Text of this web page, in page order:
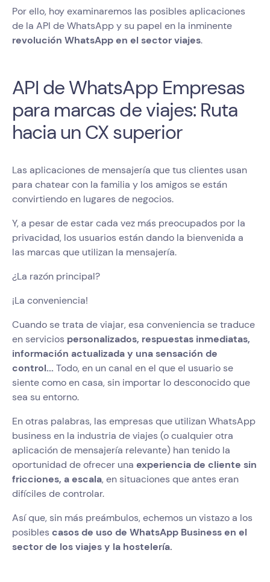
Por ello, hoy examinaremos las posibles aplicaciones
de la API de WhatsApp y su papel en la inminente
revolución WhatsApp en el sector viajes.
API de WhatsApp Empresas
para marcas de viajes: Ruta
hacia un CX superior
Las aplicaciones de mensajería que tus clientes usan
para chatear con la familia y los amigos se están
convirtiendo en lugares de negocios.
Y, a pesar de estar cada vez más preocupados por la
privacidad, los usuarios están dando la bienvenida a
las marcas que utilizan la mensajería.
¿La razón principal?
¡La conveniencia!
Cuando se trata de viajar, esa conveniencia se traduce
en servicios personalizados, respuestas inmediatas,
información actualizada y una sensación de
control... Todo, en un canal en el que el usuario se
siente como en casa, sin importar lo desconocido que
sea su entorno.
En otras palabras, las empresas que utilizan WhatsApp
business en la industria de viajes (o cualquier otra
aplicación de mensajería relevante) han tenido la
oportunidad de ofrecer una experiencia de cliente sin
fricciones, a escala, en situaciones que antes eran
difíciles de controlar.
Así que, sin más preámbulos, echemos un vistazo a los
posibles casos de uso de WhatsApp Business en el
sector de los viajes y la hostelería.